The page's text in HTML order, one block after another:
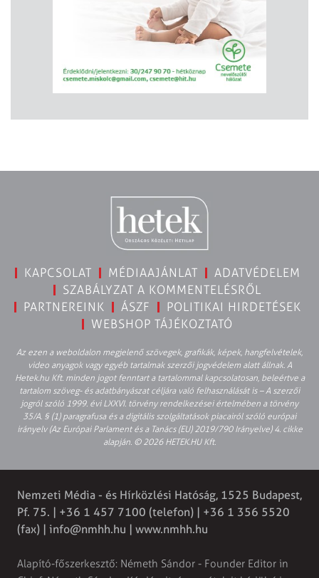
KAPCSOLAT MÉDIAAJÁNLAT
ADATVÉDELEM
SZABÁLYZAT A KOMMENTELÉSRŐL
PARTNEREINK
ÁSZF
POLITIKAI HIRDETÉSEK
WEBSHOP TÁJÉKOZTATÓ
Az ezen a weboldalon megjelenő szövegek, grafikák, képek, hangfelvételek,
video anyagok vagy egyéb tartalmak szerzői jogvédelem alatt állnak. A
Hetek.hu Kft. minden jogot fenntart a tartalommal kapcsolatosan, beleértve a
tartalom szöveg- és adatbányászat céljára való felhasználását is – A szerzői
jogról szóló 1999. évi LXXVI. törvény rendelkezései értelmében a törvény
35/A. § (1) paragrafusa és a digitális szolgáltatások piacairól szóló európai
irányelv (Az Európai Parlament és a Tanács (EU) 2019/790 Irányelve) 4. cikke
alapján. © 2026 HETEK.HU Kft.
Nemzeti Média - és Hírközlési Hatóság, 1525 Budapest,
Pf. 75. | +36 1 457 7100 (telefon) | +36 1 356 5520
(fax) | info@nmhh.hu | www.nmhh.hu
Alapító-főszerkesztő: Németh Sándor - Founder Editor in